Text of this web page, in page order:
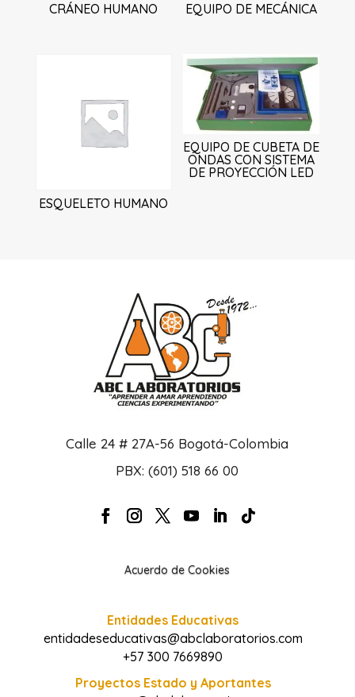
CRÁNEO HUMANO EQUIPO DE MECÁNICA
ESQUELETO HUMANO
EQUIPO DE CUBETA DE
ONDAS CON SISTEMA
DE PROYECCIÓN LED
Calle 24 # 27A-56 Bogotá-Colombia
PBX: (601) 518 66 00
Acuerdo de Cookies
Entidades Educativas
entidadeseducativas@abclaboratorios.com
+57 300 7669890
Proyectos Estado y Aportantes